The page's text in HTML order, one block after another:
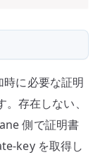
に必要な証明
存在しない、
側で証明書
key を取得し